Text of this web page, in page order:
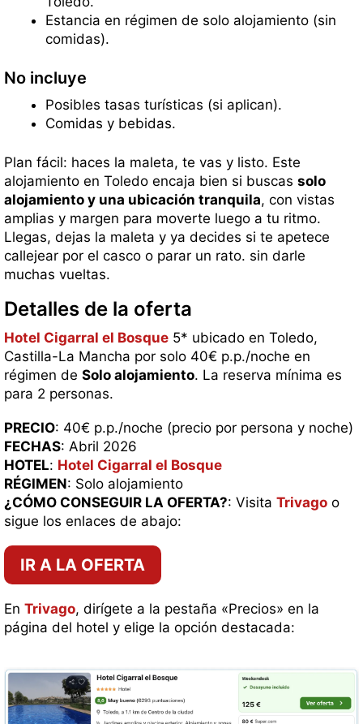
Estancia en régimen de solo alojamiento (sin
comidas).
No incluye
Posibles tasas turísticas (si aplican).
Comidas y bebidas.
Plan fácil: haces la maleta, te vas y listo. Este
alojamiento en Toledo encaja bien si buscas solo
alojamiento y una ubicación tranquila, con vistas
amplias y margen para moverte luego a tu ritmo.
Llegas, dejas la maleta y ya decides si te apetece
callejear por el casco o parar un rato. sin darle
muchas vueltas.
Detalles de la oferta
Hotel Cigarral el Bosque 5* ubicado en Toledo,
Castilla-La Mancha por solo 40€ p.p./noche en
régimen de Solo alojamiento. La reserva mínima es
para 2 personas.
PRECIO: 40€ p.p./noche (precio por persona y noche)
FECHAS: Abril 2026
HOTEL: Hotel Cigarral el Bosque
RÉGIMEN: Solo alojamiento
¿CÓMO CONSEGUIR LA OFERTA?: Visita Trivago o
sigue los enlaces de abajo:
IR A LA OFERTA
En Trivago, dirígete a la pestaña «Precios» en la
página del hotel y elige la opción destacada: